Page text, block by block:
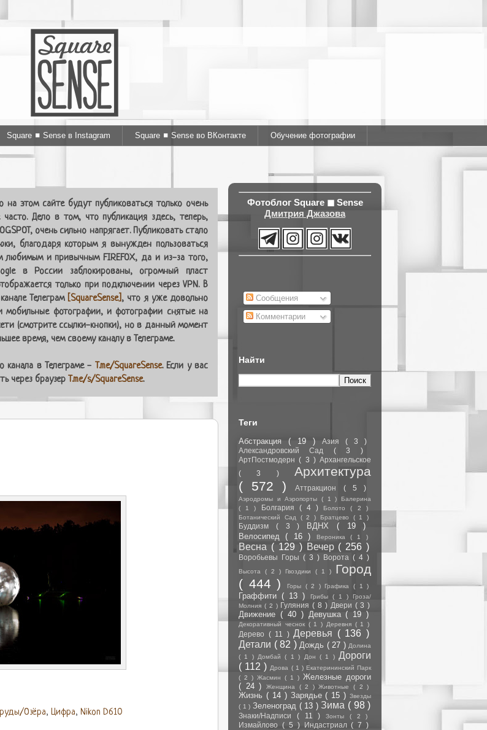
Square ◼ Sense в Instagram Square ◼ Sense во ВКонтакте Обучение фотографии
этом сайте будут публиковаться только очень
Дело в том, что публикация здесь, теперь,
очень сильно напрягает. Публиковать стало
благодаря которым я вынужден пользоваться
любимым и привычным FIREFOX, да и из-за того,
в России заблокированы, огромный пласт
только при подключении через VPN. В
Телеграм [SquareSense], что я уже довольно
фотографии, и фотографии снятые на
(смотрите ссылки-кнопки), но в данный момент
время, чем своему каналу в Телеграме.
канала в Телеграме - T.me/SquareSense. Если у вас
через браузер T.me/s/SquareSense.
Озёра, Цифра, Nikon D610
Фотоблог Square ◼ Sense
Дмитрия Джазова
Сообщения
Комментарии
Найти
Теги
Абстракция ( 19 ) Азия ( 3 )
Александровский Сад ( 3 )
АртПостмодерн( 3 ) Архангельское
( 3 ) Архитектура
( 572 )Аттракцион ( 5 )
Аэродромы и Аэропорты ( 1 ) Балерина
( 1 )
Болгария ( 4 ) Болото( 2 )
Ботанический Сад ( 2 ) Братцево ( 1 )
Буддизм ( 3 ) ВДНХ ( 19 )
Велосипед( 16 ) Вероника ( 1 )
Весна ( 129 ) Вечер ( 256 )
Воробьевы Горы ( 3 ) Ворота ( 4 )
Высота ( 2 ) Гвоздики ( 1 ) Город
( 444 )
Горы ( 2 ) Графика( 1 )
Граффити( 13 ) Грибы ( 1 ) Гроза/
Молния ( 2 ) Гуляния( 8 ) Двери ( 3 )
Движение ( 40 ) Девушка( 19 )
Декоративный чеснок ( 1 ) Деревня ( 1 )
Дерево ( 11 ) Деревья ( 136 )
Детали ( 82 ) Дождь ( 27 ) Долина
( 1 ) Домбай( 1 ) Дон ( 1 )Дороги
( 112 ) Дрова ( 1 ) Екатерининский Парк
( 2 ) Жасмин ( 1 ) Железные дороги
( 24 )
Женщина ( 2 )Животные( 2 )
Жизнь ( 14 ) Зарядье( 15 ) Звезды
( 1 ) Зеленоград ( 13 ) Зима ( 98 )
Знаки/Надписи ( 11 ) Зонты ( 2 )
Измайлово ( 5 ) Индастриал( 7 )